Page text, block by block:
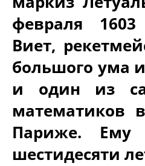
февраля
Виет,
большого ума
и один из
математиков
Париже. Ему
шестидесяти